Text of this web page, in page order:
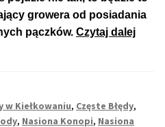
Rozwiń
growera od posiadania
pączków. Czytaj dalej
w Kiełkowaniu, Częste Błędy,
, Nasiona Konopi, Nasiona